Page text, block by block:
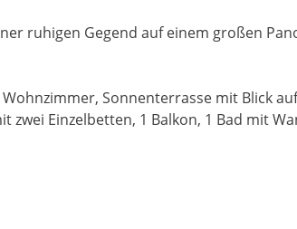
ruhigen Gegend auf einem großen
Sonnenterrasse mit Blick
Einzelbetten, 1 Balkon, 1 Bad mit